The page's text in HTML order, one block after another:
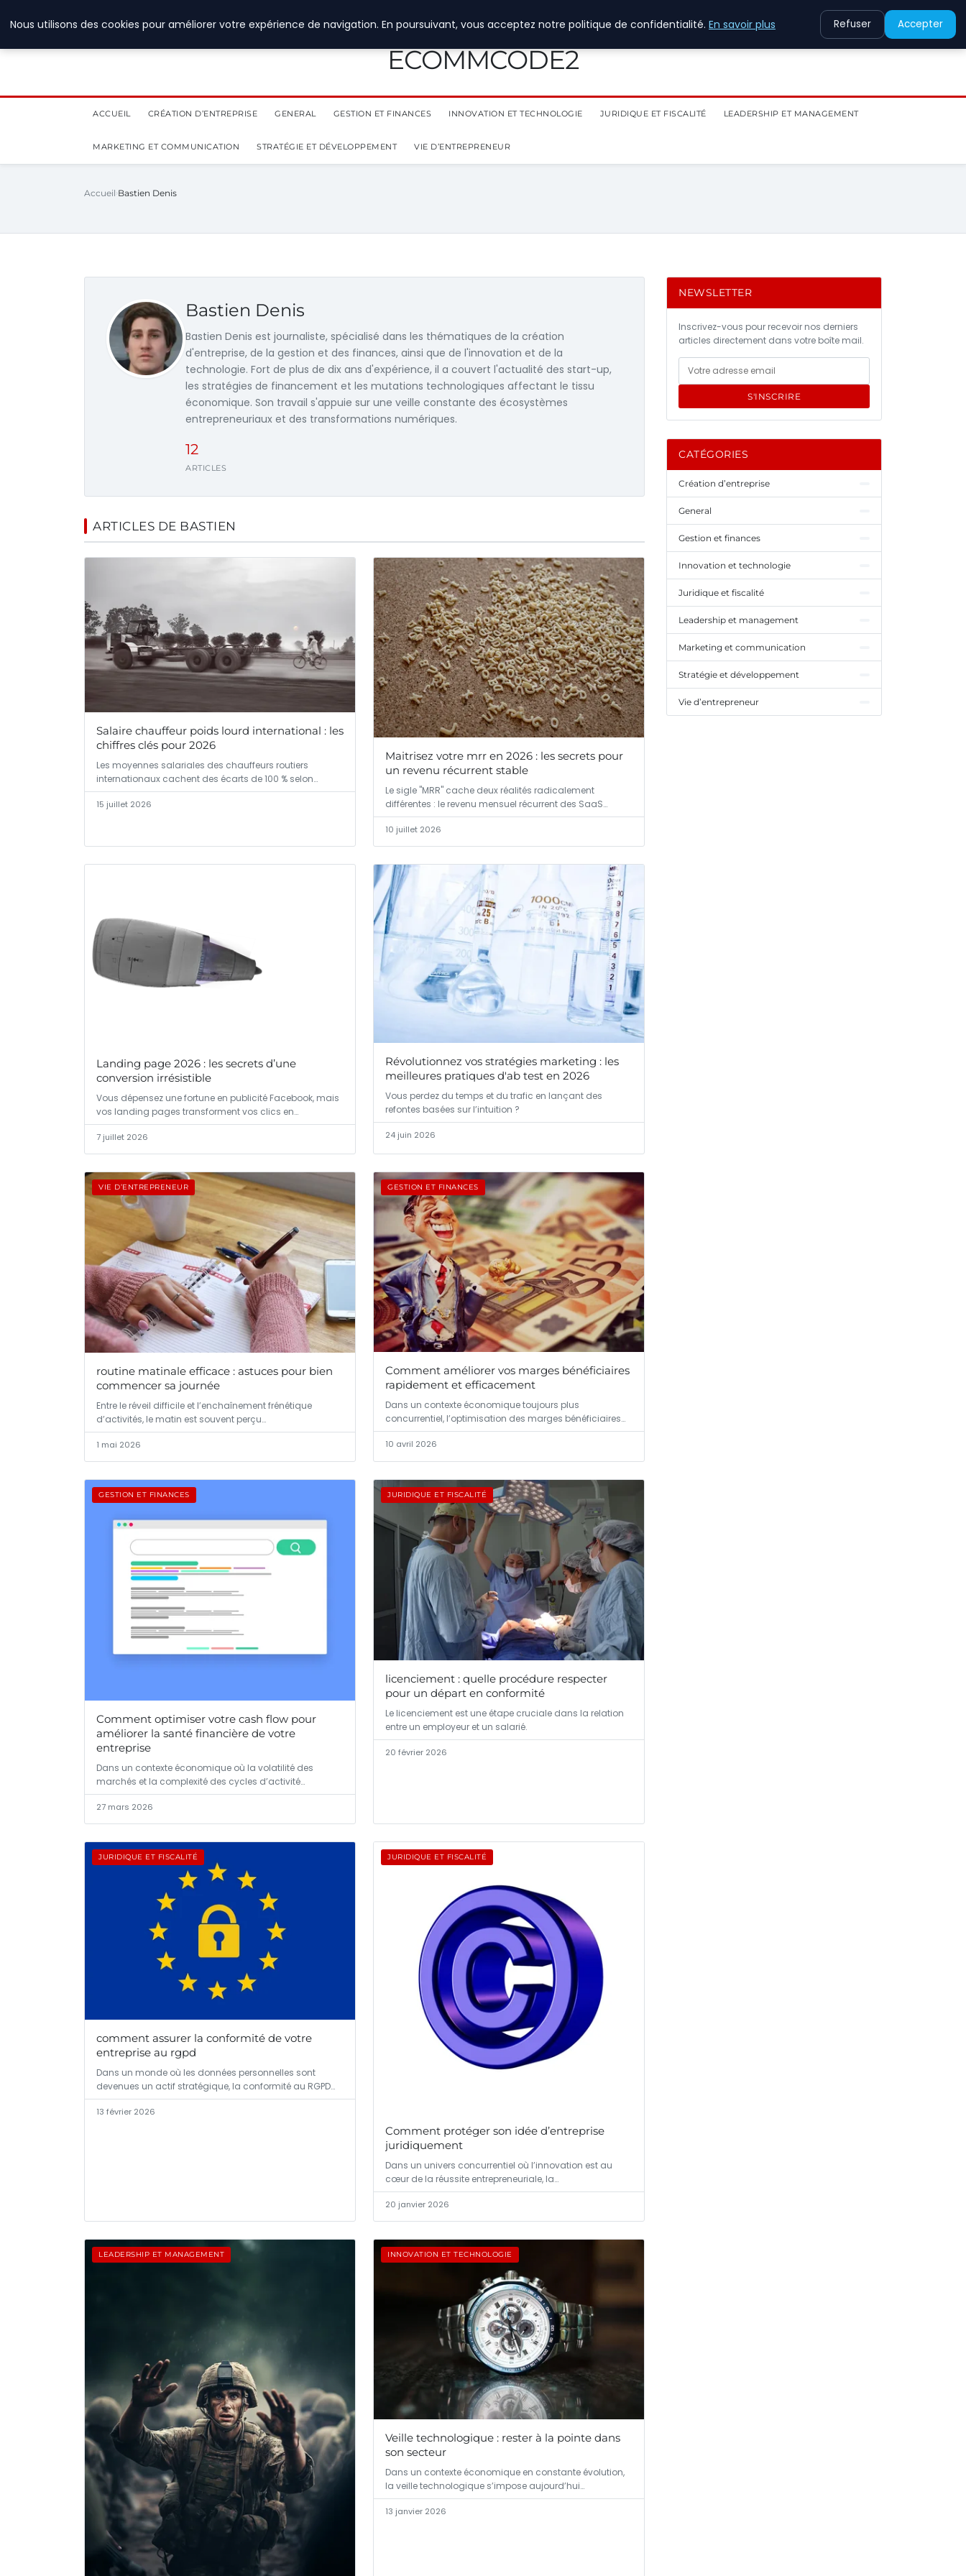
ECOMMCODE2
ACCUEIL CRÉATION D’ENTREPRISE GENERAL GESTION ET FINANCES INNOVATION ET TECHNOLOGIE JURIDIQUE ET FISCALITÉ LEADERSHIP ET MANAGEMENT
MARKETING ET COMMUNICATION STRATÉGIE ET DÉVELOPPEMENT VIE D’ENTREPRENEUR
Accueil Bastien Denis
Bastien Denis
Bastien Denis est journaliste, spécialisé dans les thématiques de la création
d'entreprise, de la gestion et des finances, ainsi que de l'innovation et de la
technologie. Fort de plus de dix ans d'expérience, il a couvert l'actualité des start-up,
les stratégies de financement et les mutations technologiques affectant le tissu
économique. Son travail s'appuie sur une veille constante des écosystèmes
entrepreneuriaux et des transformations numériques.
12
ARTICLES
ARTICLES DE BASTIEN
Salaire chauffeur poids lourd international : les
chiffres clés pour 2026
Les moyennes salariales des chauffeurs routiers
internationaux cachent des écarts de 100 % selon…
15 juillet 2026
Maitrisez votre mrr en 2026 : les secrets pour
un revenu récurrent stable
Le sigle "MRR" cache deux réalités radicalement
différentes : le revenu mensuel récurrent des SaaS…
10 juillet 2026
Landing page 2026 : les secrets d’une
conversion irrésistible
Vous dépensez une fortune en publicité Facebook, mais
vos landing pages transforment vos clics en…
7 juillet 2026
Révolutionnez vos stratégies marketing : les
meilleures pratiques d'ab test en 2026
Vous perdez du temps et du trafic en lançant des
refontes basées sur l’intuition ?
24 juin 2026
VIE D’ENTREPRENEUR
routine matinale efficace : astuces pour bien
commencer sa journée
Entre le réveil difficile et l’enchaînement frénétique
d’activités, le matin est souvent perçu…
1 mai 2026
GESTION ET FINANCES
Comment améliorer vos marges bénéficiaires
rapidement et efficacement
Dans un contexte économique toujours plus
concurrentiel, l’optimisation des marges bénéficiaires…
10 avril 2026
GESTION ET FINANCES
Comment optimiser votre cash flow pour
améliorer la santé financière de votre
entreprise
Dans un contexte économique où la volatilité des
marchés et la complexité des cycles d’activité…
27 mars 2026
JURIDIQUE ET FISCALITÉ
licenciement : quelle procédure respecter
pour un départ en conformité
Le licenciement est une étape cruciale dans la relation
entre un employeur et un salarié.
20 février 2026
JURIDIQUE ET FISCALITÉ
comment assurer la conformité de votre
entreprise au rgpd
Dans un monde où les données personnelles sont
devenues un actif stratégique, la conformité au RGPD…
13 février 2026
JURIDIQUE ET FISCALITÉ
Comment protéger son idée d’entreprise
juridiquement
Dans un univers concurrentiel où l’innovation est au
cœur de la réussite entrepreneuriale, la…
20 janvier 2026
LEADERSHIP ET MANAGEMENT INNOVATION ET TECHNOLOGIE
Veille technologique : rester à la pointe dans
son secteur
Dans un contexte économique en constante évolution,
la veille technologique s’impose aujourd’hui…
13 janvier 2026
NEWSLETTER
Inscrivez-vous pour recevoir nos derniers
articles directement dans votre boîte mail.
S'INSCRIRE
CATÉGORIES
Création d’entreprise
General
Gestion et finances
Innovation et technologie
Juridique et fiscalité
Leadership et management
Marketing et communication
Stratégie et développement
Vie d’entrepreneur
Nous utilisons des cookies pour améliorer votre expérience de navigation. En poursuivant, vous acceptez notre politique de confidentialité. En savoir plus Refuser Accepter